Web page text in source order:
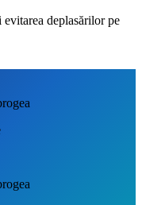
deplasărilor pe